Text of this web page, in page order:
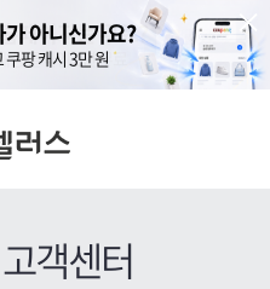
페이지는 무료?
상 클릭엔 1년 무료
아니신가요?
팡 캐시 3만 원
페이지는 무료?
상 클릭엔 1년 무료
아니신가요?
팡 캐시 3만 원
객센터